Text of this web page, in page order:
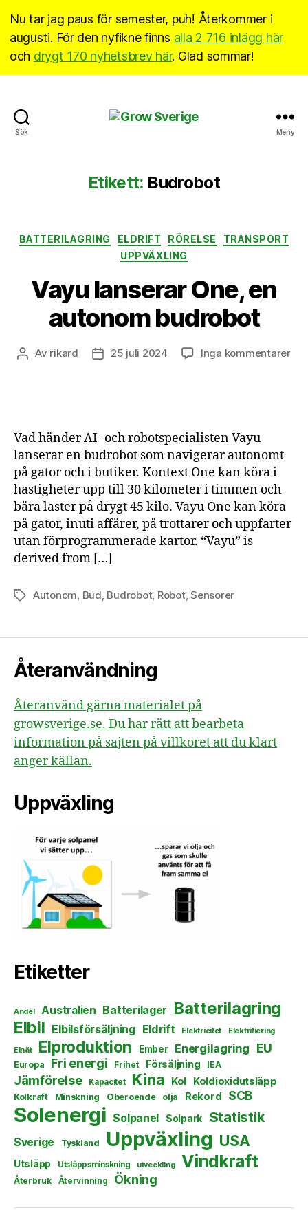
Nu tar jag paus för semester, puh! Återkommer i
augusti. För den nyfikne finns alla 2 716 inlägg här
och drygt 170 nyhetsbrev här. Glad sommar!
Sök Meny
Etikett: Budrobot
Kategorier
BATTERILAGRING ELDRIFT RÖRELSE
TRANSPORT
UPPVÄXLING
Vayu lanserar One, en
autonom budrobot
Inläggsförfattare
Av rikard Inläggsdatum
25 juli 2024 Inga kommentarertill
Vad händer AI- och robotspecialisten Vayu
lanserar en budrobot som navigerar autonomt
på gator och i butiker. Kontext One kan köra i
hastigheter upp till 30 kilometer i timmen och
bära laster på drygt 45 kilo. Vayu One kan köra
på gator, inuti affärer, på trottarer och uppfarter
utan förprogrammerade kartor. “Vayu” is
derived from […]
EtiketterAutonom, Bud, Budrobot, Robot,Sensorer
Återanvändning
Återanvänd gärna materialet på
growsverige.se. Du har rätt att bearbeta
information på sajten på villkoret att du klart
anger källan.
Uppväxling
Etiketter
Andel Australien Batterilager Batterilagring
Elbil Elbilsförsäljning Eldrift Elektricitet Elektrifiering
Elnät Elproduktion Ember Energilagring EU
Europa Fri energi Frihet Försäljning IEA
Jämförelse Kapacitet Kina Kol Koldioxidutsläpp
Kolkraft Minskning Oberoende olja Rekord SCB
Solenergi Solpanel Solpark Statistik
Sverige Tyskland Uppväxling USA
Utsläpp Utsläppsminskning utveckling Vindkraft
Återbruk Återvinning Ökning